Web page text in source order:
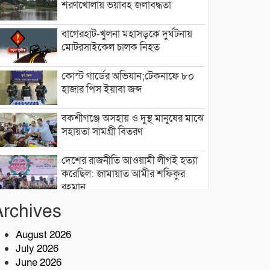
শরণখোলায় ভয়াবহ জলাবদ্ধতা
বাগেরহাট-খুলনা মহাসড়কে ‌দুর্ঘটনায়
মোটরসাইকেল চালক নিহত
কোস্ট গার্ডের অভিযান;টেকনাফে ৮০
হাজার পিস ইয়াবা জব্দ
বকশীগঞ্জে অসহায় ও দুস্থ মানুষের মাঝে
সহায়তা সামগ্রী বিতরণ
দেশের রাজনীতি আওয়ামী লীগই হত্যা
করেছিল: জামায়াত আমীর শফিকুর
রহমান
এর পরিচালক সালাউদ্দিন
August 2026
July 2026
June 2026